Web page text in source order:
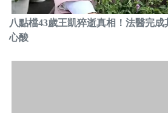
八點檔43歲王凱猝逝真相！法醫完
心酸